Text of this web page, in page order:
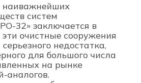
наиважнейших
систем
32» заключается в
эти очистные сооружения
недостатка,
для большого числа
на рынке
аналогов.